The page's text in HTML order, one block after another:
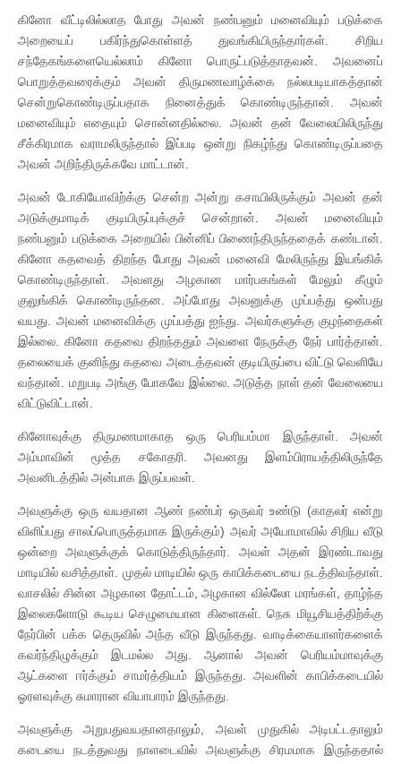
கினோ வீட்டிலில்லாத போது அவன் நண்பனும் மனைவியும் படுக்கை
அறையைப் பகிர்ந்துகொள்ளத் துவங்கியிருந்தார்கள். சிறிய
சந்தேகங்களையெல்லாம் கினோ பொருட்படுத்தாதவன். அவனைப்
பொறுத்தவரைக்கும் அவன் திருமணவாழ்க்கை நல்லபடியாகத்தான்
சென்றுகொண்டிருப்பதாக நினைத்துக் கொண்டிருந்தான். அவன்
மனைவியும் எதையும் சொன்னதில்லை. அவன் தன் வேலையிலிருந்து
சீக்கிரமாக வராமலிருந்தால் இப்படி ஒன்று நிகழ்ந்து கொண்டிருப்பதை
அவன் அறிந்திருக்கவே மாட்டான்.
அவன் டோகியோவிற்க்கு சென்ற அன்று கசாயிலிருக்கும் அவன் தன்
அடுக்குமாடிக் குடியிருப்புக்குச் சென்றான். அவன் மனைவியும்
நண்பனும் படுக்கை அறையில் பின்னிப் பிணைந்திருந்ததைக் கண்டான்.
கினோ கதவைத் திறந்த போது அவன் மனைவி மேலிருந்து இயங்கிக்
கொண்டிருந்தாள். அவளது அழகான மார்பகங்கள் மேலும் கீழும்
குலுங்கிக் கொண்டிருந்தன. அப்போது அவனுக்கு முப்பத்து ஒன்பது
வயது. அவன் மனைவிக்கு முப்பத்து ஐந்து. அவர்களுக்கு குழந்தைகள்
இல்லை. கினோ கதவை திறந்ததும் அவளை நேருக்கு நேர் பார்த்தான்.
தலையைக் குனிந்து கதவை அடைத்தவன் குடியிருப்பை விட்டு வெளியே
வந்தான். மறுபடி அங்கு போகவே இல்லை. அடுத்த நாள் தன் வேலையை
விட்டுவிட்டான்.
கினோவுக்கு திருமணமாகாத ஒரு பெரியம்மா இருந்தாள். அவன்
அம்மாவின் மூத்த சகோதரி. அவனது இளம்பிராயத்திலிருந்தே
அவனிடத்தில் அன்பாக இருப்பவள்.
அவளுக்கு ஒரு வயதான ஆண் நண்பர் ஒருவர் உண்டு (காதலர் என்று
விளிப்பது சாலப்பொருத்தமாக இருக்கும்) அவர் அயோமாவில் சிறிய வீடு
ஒன்றை அவளுக்குக் கொடுத்திருந்தார். அவள் அதன் இரண்டாவது
மாடியில் வசித்தாள். முதல் மாடியில் ஒரு காபிக்கடையை நடத்திவந்தாள்.
வாசலில் சின்ன அழகான தோட்டம், அழகான வில்லோ மரங்கள், தாழ்ந்த
இலைகளோடு கூடிய செழுமையான கிளைகள். நெசு மியூசியத்திற்க்கு
நேர்பின் பக்க தெருவில் அந்த வீடு இருந்தது. வாடிக்கையாளர்களைக்
கவர்ந்திழுக்கும் இடமல்ல அது. ஆனால் அவன் பெரியம்மாவுக்கு
ஆட்களை ஈர்க்கும் சாமர்த்தியம் இருந்தது. அவளின் காபிக்கடையில்
ஓரளவுக்கு சுமாரான வியாபாரம் இருந்தது.
அவளுக்கு அறுபதுவயதானதாலும், அவள் முதுகில் அடிபட்டதாலும்
கடையை நடத்துவது நாளடைவில் அவளுக்கு சிரமமாக இருந்ததால்